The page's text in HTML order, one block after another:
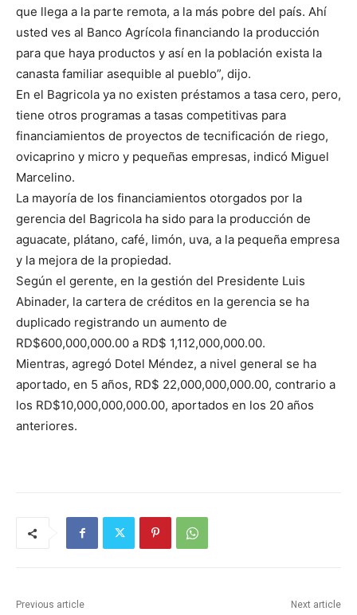
que llega a la parte remota, a la más pobre del país. Ahí
usted ves al Banco Agrícola financiando la producción
para que haya productos y así en la población exista la
canasta familiar asequible al pueblo”, dijo.
En el Bagricola ya no existen préstamos a tasa cero, pero,
tiene otros programas a tasas competitivas para
financiamientos de proyectos de tecnificación de riego,
ovicaprino y micro y pequeñas empresas, indicó Miguel
Marcelino.
La mayoría de los financiamientos otorgados por la
gerencia del Bagricola ha sido para la producción de
aguacate, plátano, café, limón, uva, a la pequeña empresa
y la mejora de la propiedad.
Según el gerente, en la gestión del Presidente Luis
Abinader, la cartera de créditos en la gerencia se ha
duplicado registrando un aumento de
RD$600,000,000.00 a RD$ 1,112,000,000.00.
Mientras, agregó Dotel Méndez, a nivel general se ha
aportado, en 5 años, RD$ 22,000,000,000.00, contrario a
los RD$10,000,000,000.00, aportados en los 20 años
anteriores.
Previous article Next article